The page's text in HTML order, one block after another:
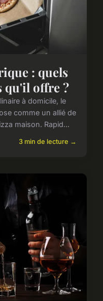
: quels
qu'il offre ?
à domicile, le
comme un allié de
maison. Rapid...
3 min de lecture →